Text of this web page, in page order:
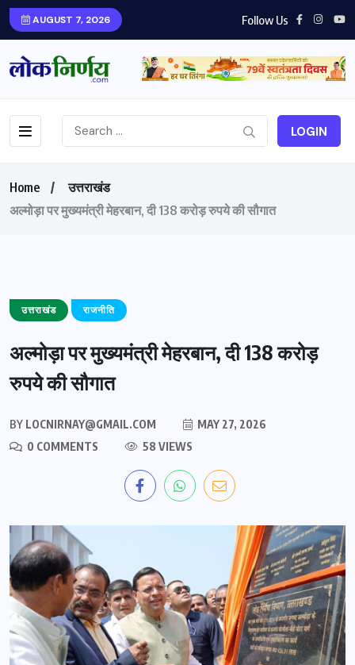
AUGUST 7, 2026 Follow Us
LOGIN
Home
उत्तराखंड
अल्मोड़ा पर मुख्यमंत्री मेहरबान, दी 138 करोड़ रुपये की सौगात
उत्तराखंड राजनीति
अल्मोड़ा पर मुख्यमंत्री मेहरबान, दी 138 करोड़
रुपये की सौगात
BY LOCNIRNAY@GMAIL.COM
MAY 27, 2026
0 COMMENTS
58 VIEWS